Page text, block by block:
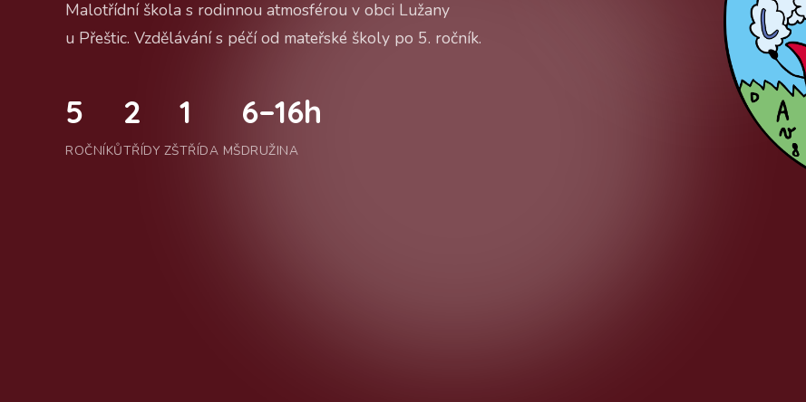
Malotřídní škola s rodinnou atmosférou v obci Lužany
u Přeštic. Vzdělávání s péčí od mateřské školy po 5. ročník.
5
ROČNÍKŮ
2
TŘÍDY ZŠ
1
TŘÍDA MŠ
6–16h
DRUŽINA